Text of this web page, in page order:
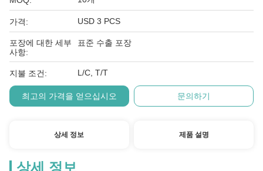
가격: USD 3 PCS
포장에 대한 세부
사항:
표준 수출 포장
지불 조건: L/C, T/T
최고의 가격을 얻으십시오 문의하기
상세 정보 제품 설명
상세 정보